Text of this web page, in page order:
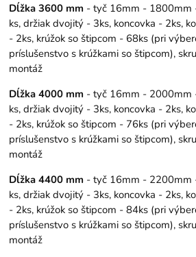
Dĺžka 3600 mm - tyč 16mm - 1800mm
ks, držiak dvojitý - 3ks, koncovka - 2ks,
- 2ks, krúžok so štipcom - 68ks (pri
príslušenstvo s krúžkami so štipcom),
montáž
Dĺžka 4000 mm - tyč 16mm - 2000mm
ks, držiak dvojitý - 3ks, koncovka - 2ks,
- 2ks, krúžok so štipcom - 76ks (pri
príslušenstvo s krúžkami so štipcom),
montáž
Dĺžka 4400 mm - tyč 16mm - 2200mm
ks, držiak dvojitý - 3ks, koncovka - 2ks,
- 2ks, krúžok so štipcom - 84ks (pri
príslušenstvo s krúžkami so štipcom),
montáž